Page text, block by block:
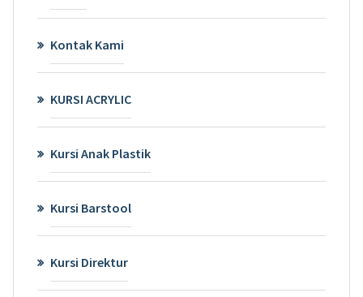
Kontak Kami
KURSI ACRYLIC
Kursi Anak Plastik
Kursi Barstool
Kursi Direktur